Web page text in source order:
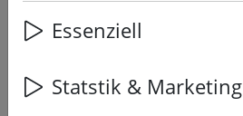
Essenziell
Statstik & Marketing